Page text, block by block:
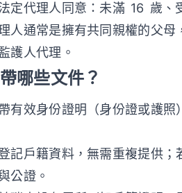
定代理人同意：未滿 16 歲
人通常是擁有共同親權的父
護人代理。
哪些文件？
有效身份證明（身份證或護
記戶籍資料，無需重複提供
公證。